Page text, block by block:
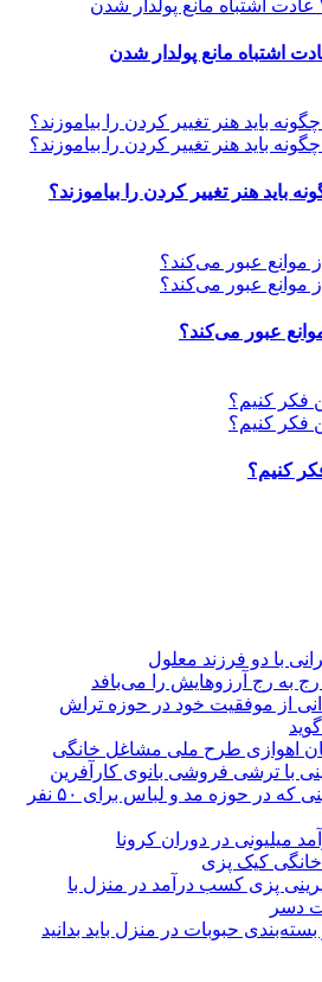
باید هنر تغییر کردن را بیاموزند؟
عبور می‌کند؟
کنیم؟
با دو فرزند معلول
به رج آرزوهایش را می‌بافد
از موفقیت خود در حوزه تراش
اهوازی طرح ملی مشاغل خانگی
با ترشی فروشی بانوی کارآفرین
روایت بانوی کارآفرینی که در حوزه مد و لباس برای ۵۰ نفر
میلیونی در دوران کرونا
کیک پزی
پزی کسب درآمد در منزل با
دسر
حبوبات در منزل باید بدانید